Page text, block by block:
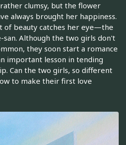
clumsy, but the flower
always brought her happiness.
of beauty catches her eye—the
san. Although the two girls don't
they soon start a romance
important lesson in tending
Can the two girls, so different
to make their first love